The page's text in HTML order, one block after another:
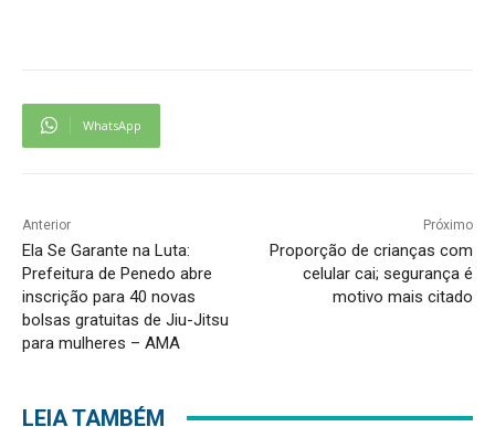
WhatsApp
Anterior
Ela Se Garante na Luta:
Prefeitura de Penedo abre
inscrição para 40 novas
bolsas gratuitas de Jiu-Jitsu
para mulheres – AMA
Próximo
Proporção de crianças com
celular cai; segurança é
motivo mais citado
LEIA TAMBÉM